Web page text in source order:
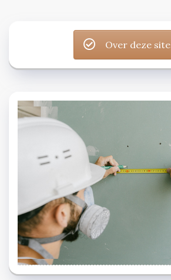
Over deze site